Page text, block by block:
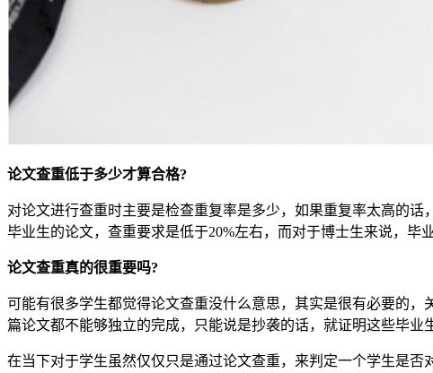
论文查重低于多少才算合格?
对论文进行查重时主要是检查重复率是多少，如果重复率太高的
毕业生的论文，查重要求是低于20%左右，而对于博士生来说，毕
论文查重真的很重要吗?
可能有很多学生都觉得论文查重没什么意思，其实是很有必要的
篇论文都不能够独立的完成，只能说是抄袭的话，就证明这些毕业
在当下对于学生虽然仅仅只是通过论文查重，来判定一个学生是